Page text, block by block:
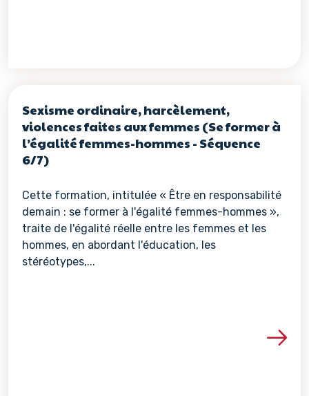
Sexisme ordinaire, harcèlement,
violences faites aux femmes (Se former à
l’égalité femmes-hommes - Séquence
6/7)
Cette formation, intitulée « Être en responsabilité
demain : se former à l'égalité femmes-hommes »,
traite de l'égalité réelle entre les femmes et les
hommes, en abordant l'éducation, les
stéréotypes,...
Voir les détails de la